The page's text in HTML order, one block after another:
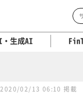
生成AI
2020/02/13 06:10 掲載